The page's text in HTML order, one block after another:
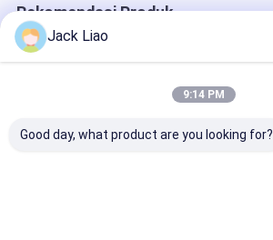
Rekomendasi Produk
Jack Liao
9:14 PM
Good day, what product are you looking for?